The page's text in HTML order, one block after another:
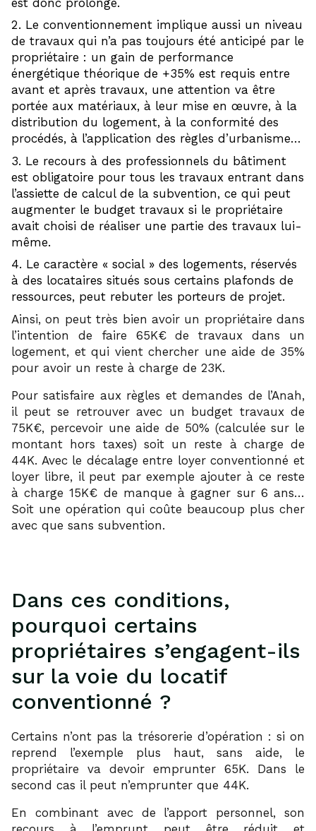
Le conventionnement implique aussi un niveau
de travaux qui n’a pas toujours été anticipé par le
propriétaire : un gain de performance
énergétique théorique de +35% est requis entre
avant et après travaux, une attention va être
portée aux matériaux, à leur mise en œuvre, à la
distribution du logement, à la conformité des
procédés, à l’application des règles d’urbanisme…
Le recours à des professionnels du bâtiment
est obligatoire pour tous les travaux entrant dans
l’assiette de calcul de la subvention, ce qui peut
augmenter le budget travaux si le propriétaire
avait choisi de réaliser une partie des travaux lui-
même.
Le caractère « social » des logements, réservés
à des locataires situés sous certains plafonds de
ressources, peut rebuter les porteurs de projet.
Ainsi, on peut très bien avoir un propriétaire dans
l’intention de faire 65K€ de travaux dans un
logement, et qui vient chercher une aide de 35%
pour avoir un reste à charge de 23K.
Pour satisfaire aux règles et demandes de l’Anah,
il peut se retrouver avec un budget travaux de
75K€, percevoir une aide de 50% (calculée sur le
montant hors taxes) soit un reste à charge de
44K. Avec le décalage entre loyer conventionné et
loyer libre, il peut par exemple ajouter à ce reste
à charge 15K€ de manque à gagner sur 6 ans…
Soit une opération qui coûte beaucoup plus cher
avec que sans subvention.
Dans ces conditions,
pourquoi certains
propriétaires s’engagent-ils
sur la voie du locatif
conventionné ?
Certains n’ont pas la trésorerie d’opération : si on
reprend l’exemple plus haut, sans aide, le
propriétaire va devoir emprunter 65K. Dans le
second cas il peut n’emprunter que 44K.
En combinant avec de l’apport personnel, son